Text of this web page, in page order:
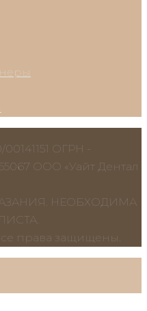
ОГРН -
ООО «Уайт Дентал
НЕОБХОДИМА
права защищены.